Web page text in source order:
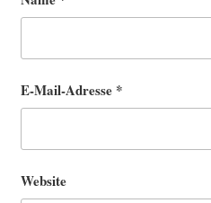
E-Mail-Adresse *
Website